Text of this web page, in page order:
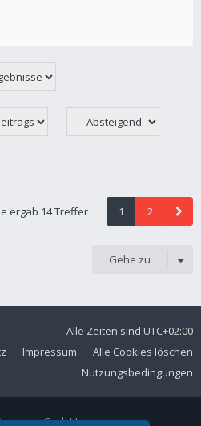
ergab 14 Treffer 1 2
Gehe zu
Alle Zeiten sind UTC+02:00
Alle Cookies löschen
Impressum
Nutzungsbedingungen
GmbH